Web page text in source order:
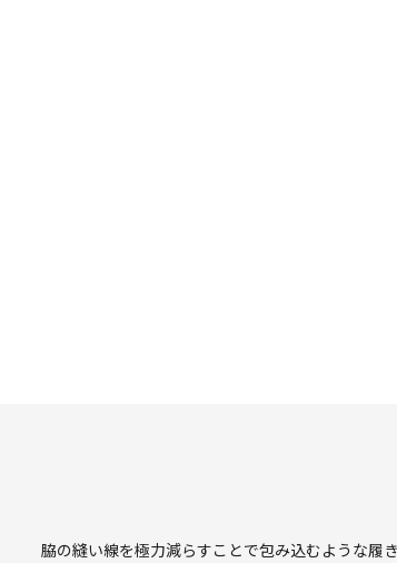
脇の縫い線を極力減らすことで包み込むような履